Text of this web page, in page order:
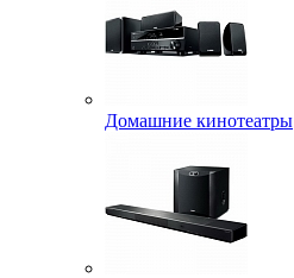
Домашние кинотеатры